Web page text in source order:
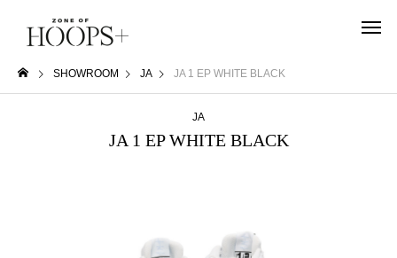
SHOWROOM JA JA 1 EP WHITE BLACK
JA
JA 1 EP WHITE BLACK